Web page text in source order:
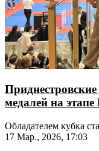
медалей на
Обладателем кубка
17 Мар., 2026, 17:03